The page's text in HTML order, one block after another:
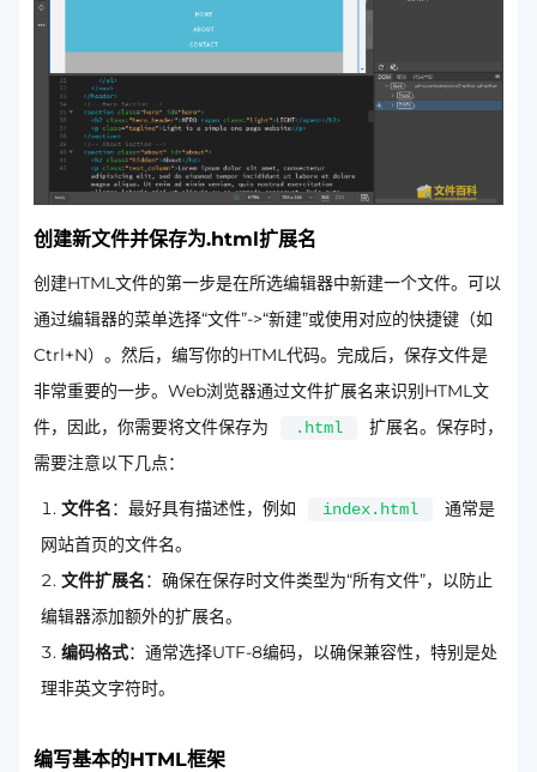
创建新文件并保存为.html扩展名
创建HTML文件的第一步是在所选编辑器中新建一个文件。可以
通过编辑器的菜单选择“文件”->“新建”或使用对应的快捷键（如
Ctrl+N）。然后，编写你的HTML代码。完成后，保存文件是
非常重要的一步。Web浏览器通过文件扩展名来识别HTML文
件，因此，你需要将文件保存为
.html
扩展名。保存时，
需要注意以下几点：
文件名：最好具有描述性，例如 index.html
通常是
网站首页的文件名。
文件扩展名：确保在保存时文件类型为“所有文件”，以防止
编辑器添加额外的扩展名。
编码格式：通常选择UTF-8编码，以确保兼容性，特别是处
理非英文字符时。
编写基本的HTML框架